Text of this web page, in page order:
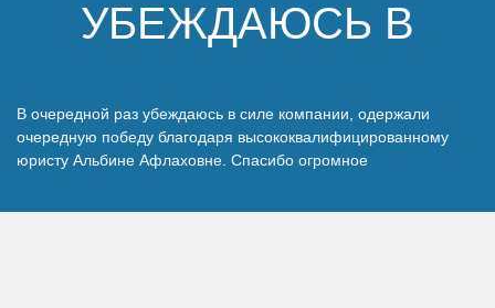
Отзывы
Наши победы
УБЕЖДАЮСЬ В
В очередной раз убеждаюсь в силе компании, одержали
очередную победу благодаря высококвалифицированному
юристу Альбине Афлаховне. Спасибо огромное